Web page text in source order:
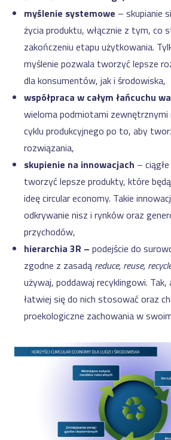
myślenie systemowe – skupianie
życia produktu, włącznie z tym, co
zakończeniu etapu użytkowania.
myślenie pozwala tworzyć lepsze
dla konsumentów, jak i środowiska,
współpraca w całym łańcuchu
wieloma podmiotami zewnętrznymi
cyklu produkcyjnego po to, aby
rozwiązania,
skupienie na innowacjach –
tworzyć lepsze produkty, które
ideę circular economy. Takie
odkrywanie nisz i rynków oraz
przychodów,
hierarchia 3R – podejście do
zgodne z zasadą reduce, reuse,
używaj, poddawaj recyklingowi.
łatwiej się do nich stosować oraz
proekologiczne zachowania w